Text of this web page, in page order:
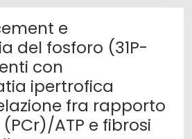
e
del fosforo (31P-
con
ipertrofica
fra rapporto
ATP e fibrosi